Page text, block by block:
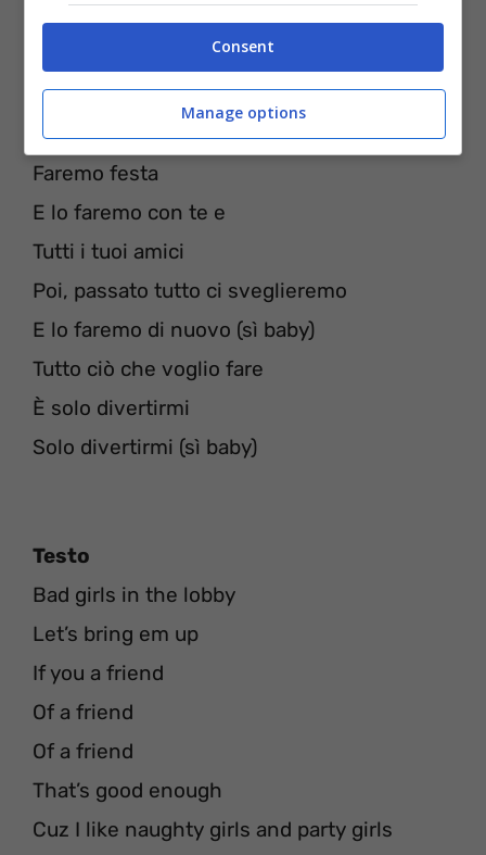
Tutto ciò che voglio fare
È solo divertirmi
Faremo festa
E lo faremo con te e
Tutti i tuoi amici
Poi, passato tutto ci sveglieremo
E lo faremo di nuovo (sì baby)
Tutto ciò che voglio fare
È solo divertirmi
Solo divertirmi (sì baby)
Testo
Bad girls in the lobby
Let’s bring em up
If you a friend
Of a friend
Of a friend
That’s good enough
Cuz I like naughty girls and party girls
Consent
Manage options